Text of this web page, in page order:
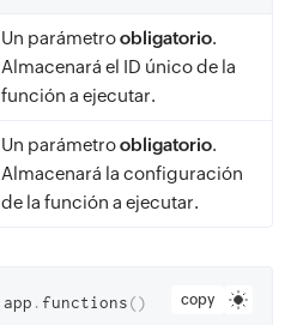
Un parámetroobligatorio.
Almacenará el ID único de la
función a ejecutar.
Un parámetroobligatorio.
Almacenará la configuración
de la función a ejecutar.
copy
app . functions()